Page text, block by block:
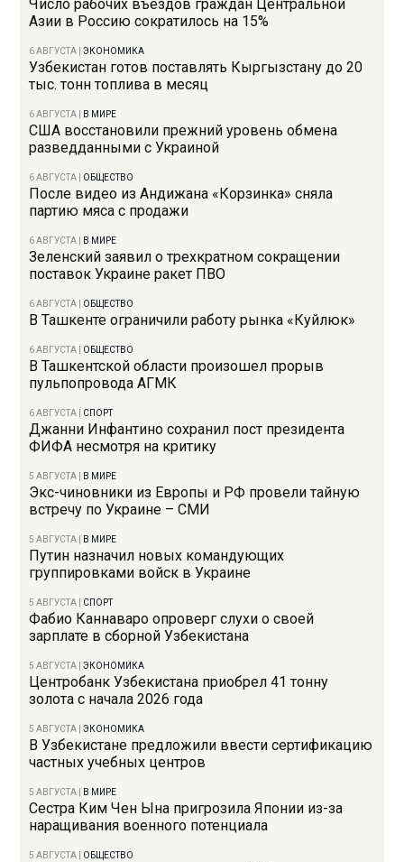
Число рабочих въездов граждан Центральной
Азии в Россию сократилось на 15%
6 АВГУСТА |ЭКОНОМИКА
Узбекистан готов поставлять Кыргызстану до 20
тыс. тонн топлива в месяц
6 АВГУСТА В МИРЕ
США восстановили прежний уровень обмена
разведданными с Украиной
6 АВГУСТА ОБЩЕСТВО
После видео из Андижана «Корзинка» сняла
партию мяса с продажи
6 АВГУСТА В МИРЕ
Зеленский заявил о трехкратном сокращении
поставок Украине ракет ПВО
6 АВГУСТА ОБЩЕСТВО
В Ташкенте ограничили работу рынка «Куйлюк»
6 АВГУСТА ОБЩЕСТВО
В Ташкентской области произошел прорыв
пульпопровода АГМК
6 АВГУСТА СПОРТ
Джанни Инфантино сохранил пост президента
ФИФА несмотря на критику
5 АВГУСТА В МИРЕ
Экс-чиновники из Европы и РФ провели тайную
встречу по Украине – СМИ
5 АВГУСТА В МИРЕ
Путин назначил новых командующих
группировками войск в Украине
5 АВГУСТА СПОРТ
Фабио Каннаваро опроверг слухи о своей
зарплате в сборной Узбекистана
5 АВГУСТА |ЭКОНОМИКА
Центробанк Узбекистана приобрел 41 тонну
золота с начала 2026 года
5 АВГУСТА |ЭКОНОМИКА
В Узбекистане предложили ввести сертификацию
частных учебных центров
5 АВГУСТА В МИРЕ
Сестра Ким Чен Ына пригрозила Японии из-за
наращивания военного потенциала
5 АВГУСТА ОБЩЕСТВО